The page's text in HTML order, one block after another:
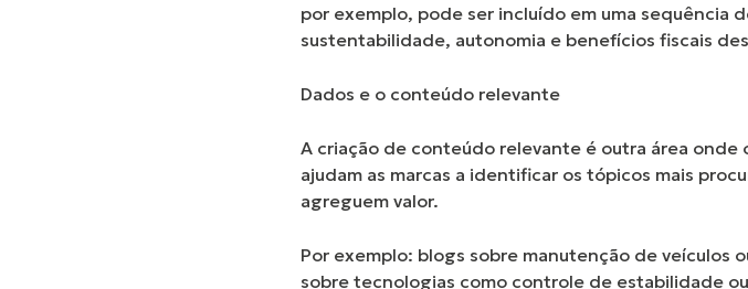
por exemplo, pode ser incluído em uma sequência
sustentabilidade, autonomia e benefícios fiscais
Dados e o conteúdo relevante
A criação de conteúdo relevante é outra área onde
ajudam as marcas a identificar os tópicos mais
agreguem valor.
Por exemplo: blogs sobre manutenção de veículos
sobre tecnologias como controle de estabilidade